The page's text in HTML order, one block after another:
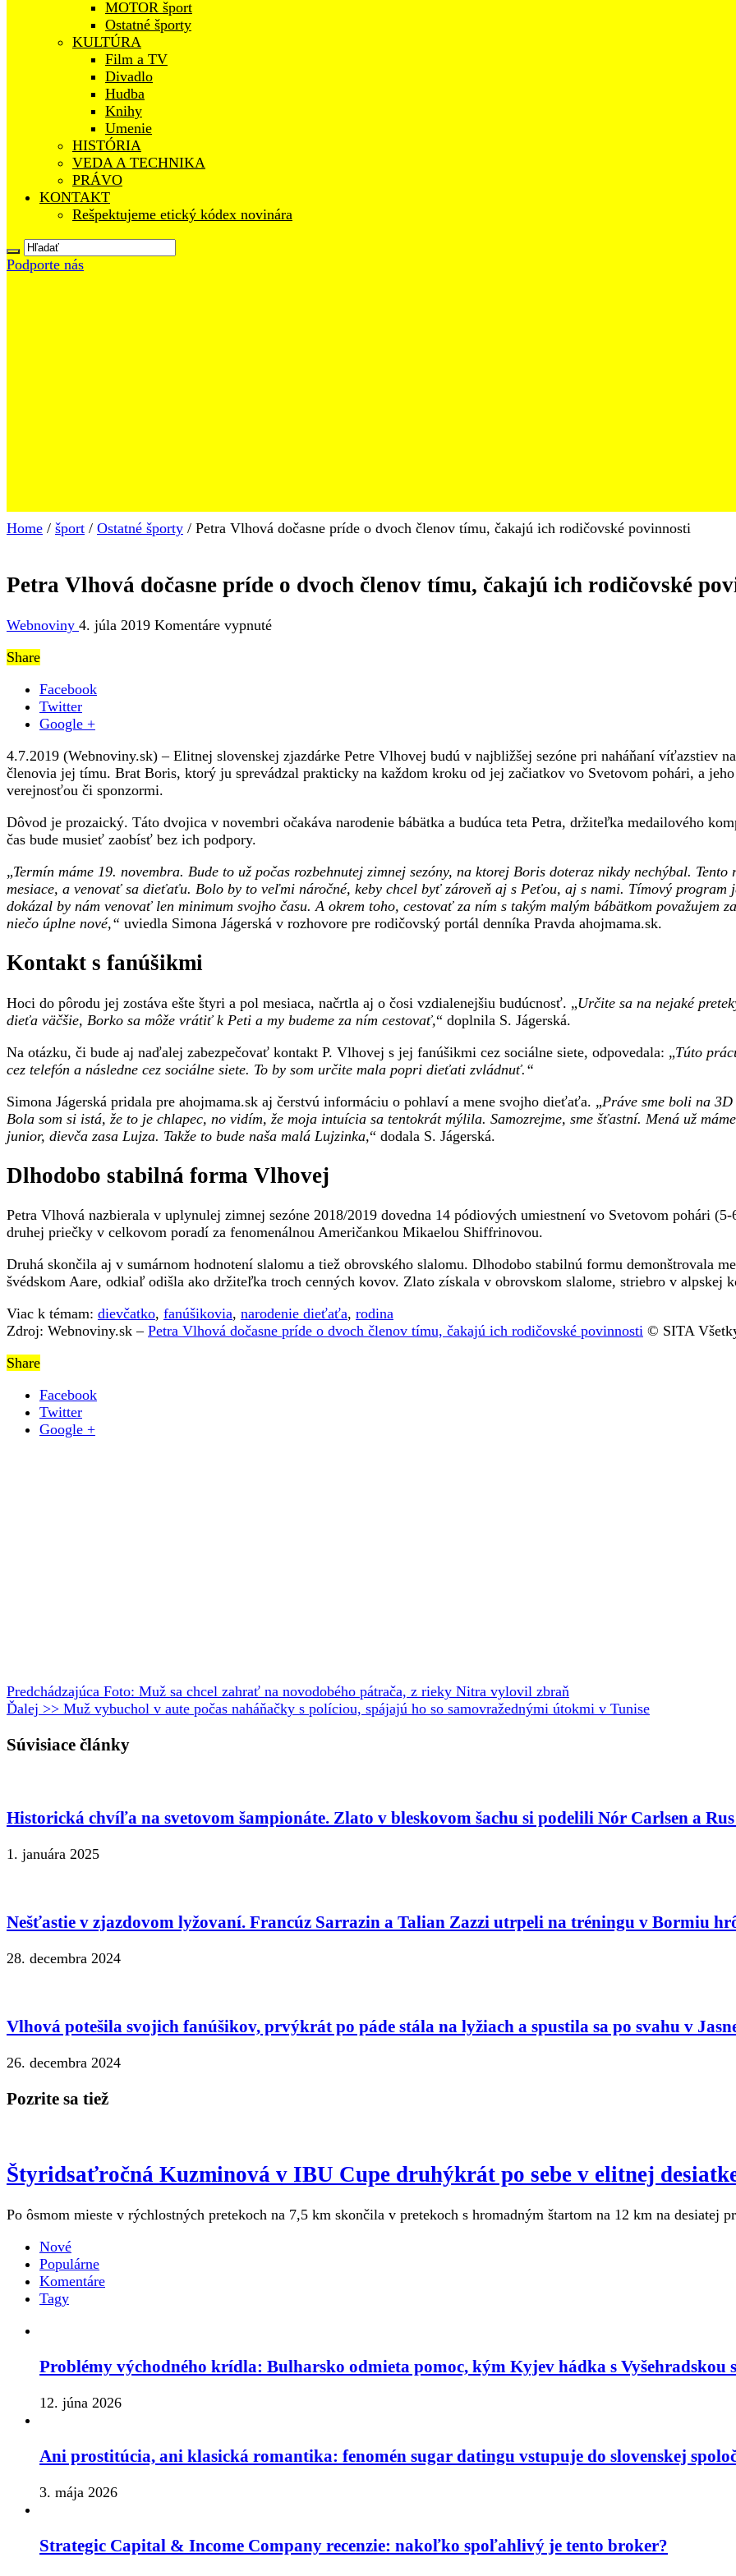
MOTOR šport
Ostatné športy
KULTÚRA
Film a TV
Divadlo
Hudba
Knihy
Umenie
HISTÓRIA
VEDA A TECHNIKA
PRÁVO
KONTAKT
Rešpektujeme etický kódex novinára
Podporte nás
Home / šport / Ostatné športy / Petra Vlhová dočasne príde o dvoch členov tímu, čakajú ich rodičovské povinnosti
Petra Vlhová dočasne príde o dvoch členov tímu, čakajú ich rodičovské
Webnoviny 4. júla 2019 Komentáre vypnuténa
tímu,
čakajú
rodičovské
povinnosti
Share
Facebook
Twitter
Google +
4.7.2019 (Webnoviny.sk) – Elitnej slovenskej zjazdárke Petre Vlhovej budú v najbližšej sezóne pri naháňaní víťazstiev
členovia jej tímu. Brat Boris, ktorý ju sprevádzal prakticky na každom kroku od jej začiatkov vo Svetovom pohári, a
verejnosťou či sponzormi.
Dôvod je prozaický. Táto dvojica v novembri očakáva narodenie bábätka a budúca teta Petra, držiteľka medailového
čas bude musieť zaobísť bez ich podpory.
„Termín máme 19. novembra. Bude to už počas rozbehnutej zimnej sezóny, na ktorej Boris doteraz nikdy nechýbal.
mesiace, a venovať sa dieťaťu. Bolo by to veľmi náročné, keby chcel byť zároveň aj s Peťou, aj s nami. Tímový program
dokázal by nám venovať len minimum svojho času. A okrem toho, cestovať za ním s takým malým bábätkom považujem
niečo úplne nové,“ uviedla Simona Jágerská v rozhovore pre rodičovský portál denníka Pravda ahojmama.sk.
Kontakt s fanúšikmi
Hoci do pôrodu jej zostáva ešte štyri a pol mesiaca, načrtla aj o čosi vzdialenejšiu budúcnosť. „Určite sa na nejaké
dieťa väčšie, Borko sa môže vrátiť k Peti a my budeme za ním cestovať,“ doplnila S. Jágerská.
Na otázku, či bude aj naďalej zabezpečovať kontakt P. Vlhovej s jej fanúšikmi cez sociálne siete, odpovedala: „Túto
cez telefón a následne cez sociálne siete. To by som určite mala popri dieťati zvládnuť.“
Simona Jágerská pridala pre ahojmama.sk aj čerstvú informáciu o pohlaví a mene svojho dieťaťa. „Práve sme boli na
Bola som si istá, že to je chlapec, no vidím, že moja intuícia sa tentokrát mýlila. Samozrejme, sme šťastní. Mená už
junior, dievča zasa Lujza. Takže to bude naša malá Lujzinka,“ dodala S. Jágerská.
Dlhodobo stabilná forma Vlhovej
Petra Vlhová nazbierala v uplynulej zimnej sezóne 2018/2019 dovedna 14 pódiových umiestnení vo Svetovom pohári
druhej priečky v celkovom poradí za fenomenálnou Američankou Mikaelou Shiffrinovou.
Druhá skončila aj v sumárnom hodnotení slalomu a tiež obrovského slalomu. Dlhodobo stabilnú formu demonštrovala
švédskom Aare, odkiaľ odišla ako držiteľka troch cenných kovov. Zlato získala v obrovskom slalome, striebro v alpskej
Viac k témam: dievčatko, fanúšikovia, narodenie dieťaťa, rodina
Zdroj: Webnoviny.sk – Petra Vlhová dočasne príde o dvoch členov tímu, čakajú ich rodičovské povinnosti © SITA
Share
Facebook
Twitter
Google +
Predchádzajúca Foto: Muž sa chcel zahrať na novodobého pátrača, z rieky Nitra vylovil zbraň
Ďalej >> Muž vybuchol v aute počas naháňačky s políciou, spájajú ho so samovražednými útokmi v Tunise
Súvisiace články
Historická chvíľa na svetovom šampionáte. Zlato v bleskovom šachu si podelili Nór Carlsen a
1. januára 2025
Nešťastie v zjazdovom lyžovaní. Francúz Sarrazin a Talian Zazzi utrpeli na tréningu v Bormiu
28. decembra 2024
Vlhová potešila svojich fanúšikov, prvýkrát po páde stála na lyžiach a spustila sa po svahu v
26. decembra 2024
Pozrite sa tiež
Štyridsaťročná Kuzminová v IBU Cupe druhýkrát po sebe v elitnej
Po ôsmom mieste v rýchlostných pretekoch na 7,5 km skončila v pretekoch s hromadným štartom na 12 km na desiatej
Nové
Populárne
Komentáre
Tagy
Problémy východného krídla: Bulharsko odmieta pomoc, kým Kyjev hádka s Vyšehradskou
12. júna 2026
Ani prostitúcia, ani klasická romantika: fenomén sugar datingu vstupuje do slovenskej
3. mája 2026
Strategic Capital & Income Company recenzie: nakoľko spoľahlivý je tento broker?